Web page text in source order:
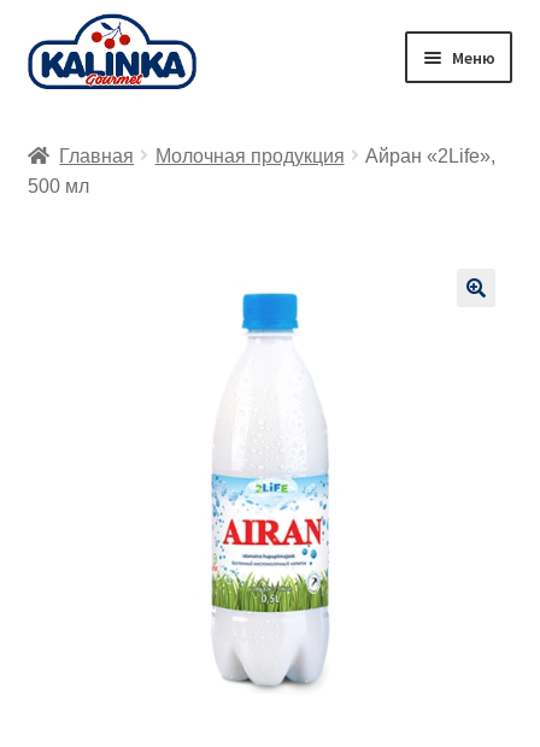
Перейти
к
Перейти
к
Меню
Заказ онлайн
Главная Молочная продукция
Айран «2Life»,
500 мл